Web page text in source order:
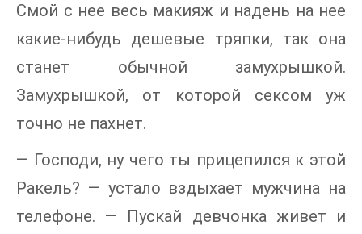
Смой с нее весь макияж и надень на нее
какие-нибудь дешевые тряпки, так она
станет обычной замухрышкой.
Замухрышкой, от которой сексом уж
точно не пахнет.
— Господи, ну чего ты прицепился к этой
Ракель? — устало вздыхает мужчина на
телефоне. — Пускай девчонка живет и